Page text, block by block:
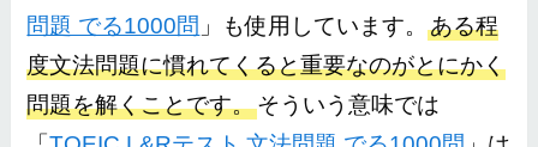
問題 でる1000問 」も使用しています。ある程
度文法問題に慣れてくると重要なのがとにかく
問題を解くことです。そういう意味では